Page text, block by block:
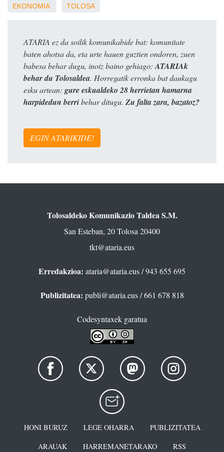
EKONOMIA TOLOSA
ATARIA ez da soilik komunikabide bat: komunitate
baten ahotsa da, eta urte hauen guztien ondoren, zuen
babesa behar dugu, inoiz baino gehiago: ATARIAk
behar du Tolosaldea. Horregatik erronka bat daukagu
esku artean: gure eskualdeko 28 herrietan hamarna
harpidedun berribehar ditugu. Zu falta zara, bazatoz?
EGIN ATARIKIDE!
Tolosaldeko Komunikazio Taldea S.M.
San Esteban, 20 Tolosa 20400
tkt@ataria.eus
Erredakzioa: ataria@ataria.eus/ 943 655 695
Publizitatea: publi@ataria.eus/ 661 678 818
Codesyntaxek garatua
HONI BURUZ LEGE OHARRA
PUBLIZITATEA
ARAUAK
HARREMANETARAKO RSS